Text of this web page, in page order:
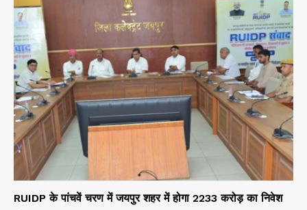
RUIDP के पांचवें चरण में जयपुर शहर में होगा 2233 करोड़ का निवेश